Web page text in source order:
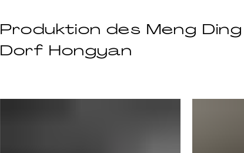
Produktion des Meng
Dorf Hongyan